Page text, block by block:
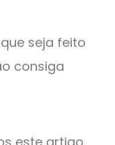
seja feito
consiga